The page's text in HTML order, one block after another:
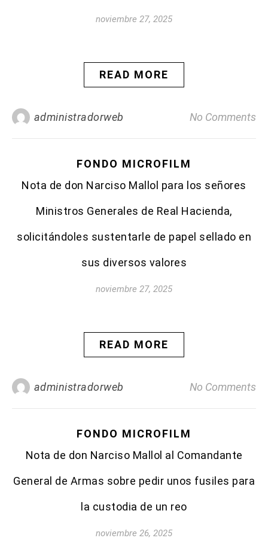
noviembre 27, 2025
READ MORE
administradorweb No Comments
FONDO MICROFILM
Nota de don Narciso Mallol para los señores
Ministros Generales de Real Hacienda,
solicitándoles sustentarle de papel sellado en
sus diversos valores
noviembre 27, 2025
READ MORE
administradorweb No Comments
FONDO MICROFILM
Nota de don Narciso Mallol al Comandante
General de Armas sobre pedir unos fusiles para
la custodia de un reo
noviembre 26, 2025